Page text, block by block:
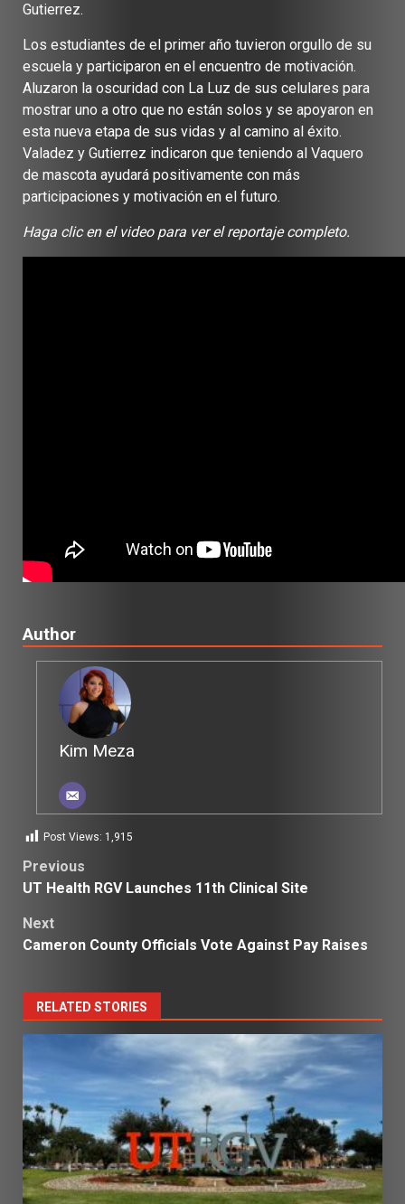
Gutierrez.
Los estudiantes de el primer año tuvieron orgullo de su
escuela y participaron en el encuentro de motivación.
Aluzaron la oscuridad con La Luz de sus celulares para
mostrar uno a otro que no están solos y se apoyaron en
esta nueva etapa de sus vidas y al camino al éxito.
Valadez y Gutierrez indicaron que teniendo al Vaquero
de mascota ayudará positivamente con más
participaciones y motivación en el futuro.
Haga clic en el video para ver el reportaje completo.
Author
Kim Meza
Post Views: 1,915
Post
Previous
UT Health RGV Launches 11th Clinical Site
Next
Cameron County Officials Vote Against Pay Raises
RELATED STORIES